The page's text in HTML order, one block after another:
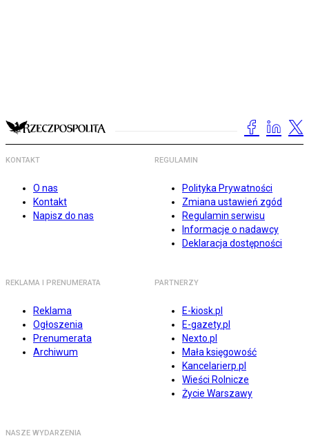
KONTAKT
O nas
Kontakt
Napisz do nas
REGULAMIN
Polityka Prywatności
Zmiana ustawień zgód
Regulamin serwisu
Informacje o nadawcy
Deklaracja dostępności
REKLAMA I PRENUMERATA
Reklama
Ogłoszenia
Prenumerata
Archiwum
PARTNERZY
E-kiosk.pl
E-gazety.pl
Nexto.pl
Mała księgowość
Kancelarierp.pl
Wieści Rolnicze
Życie Warszawy
NASZE WYDARZENIA